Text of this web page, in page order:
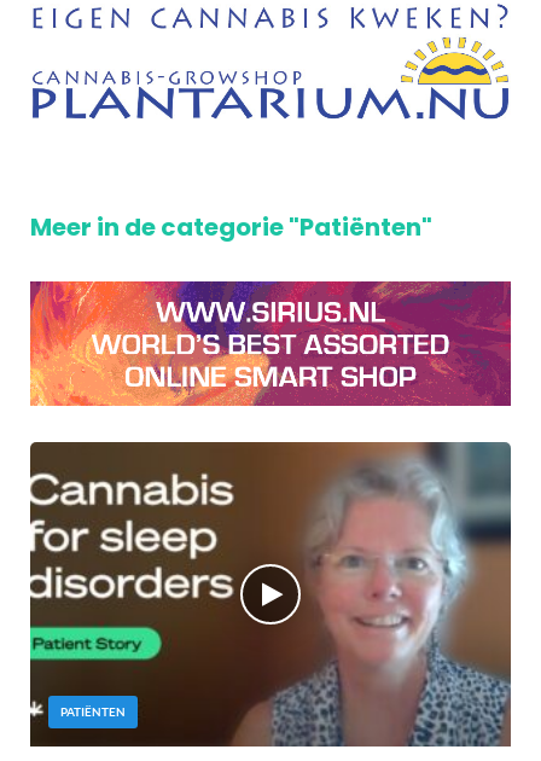
Meer in de categorie "Patiënten"
PATIËNTEN